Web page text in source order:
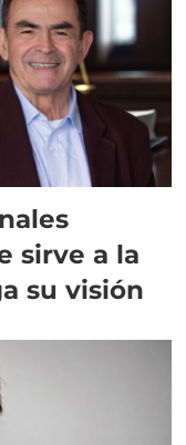
sirve a la
su visión